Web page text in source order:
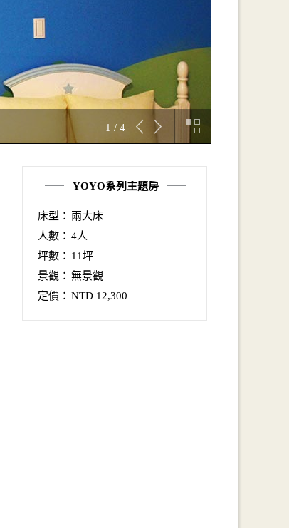
1 / 4
YOYO系列主題房
床型： 兩大床
人數： 4人
坪數： 11坪
景觀： 無景觀
定價： NTD 12,300